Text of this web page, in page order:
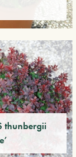
thunbergii